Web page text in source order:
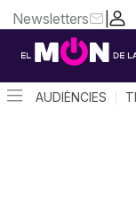
|
Newsletters
AUDIÈNCIES